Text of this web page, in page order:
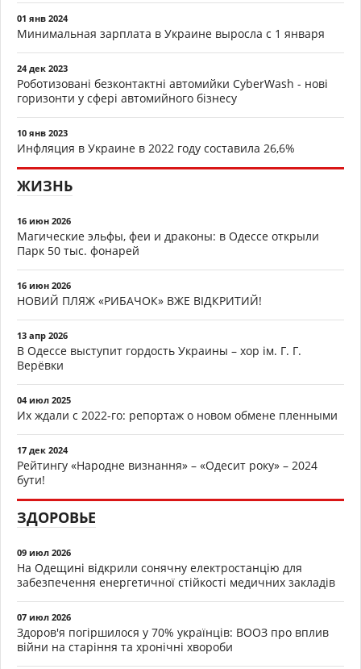
01 янв 2024
Минимальная зарплата в Украине выросла с 1 января
24 дек 2023
Роботизовані безконтактні автомийки CyberWash - нові
горизонти у сфері автомийного бізнесу
10 янв 2023
Инфляция в Украине в 2022 году составила 26,6%
ЖИЗНЬ
16 июн 2026
Магические эльфы, феи и драконы: в Одессе открыли
Парк 50 тыс. фонарей
16 июн 2026
НОВИЙ ПЛЯЖ «РИБАЧОК» ВЖЕ ВІДКРИТИЙ!
13 апр 2026
В Одессе выступит гордость Украины – хор ім. Г. Г.
Верёвки
04 июл 2025
Их ждали с 2022-го: репортаж о новом обмене пленными
17 дек 2024
Рейтингу «Народне визнання» – «Одесит року» – 2024
бути!
ЗДОРОВЬЕ
09 июл 2026
На Одещині відкрили сонячну електростанцію для
забезпечення енергетичної стійкості медичних закладів
07 июл 2026
Здоров'я погіршилося у 70% українців: ВООЗ про вплив
війни на старіння та хронічні хвороби